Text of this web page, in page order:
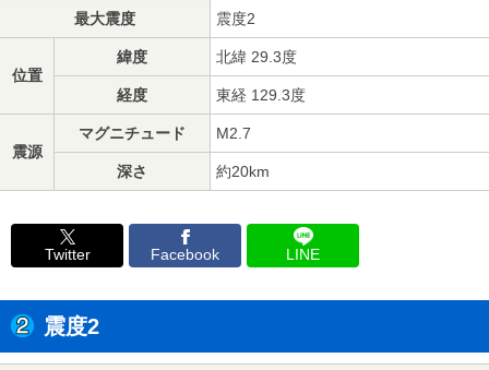
最大震度 震度2
位置
緯度 北緯 29.3度
経度 東経 129.3度
震源
マグニチュード M2.7
深さ 約20km
Twitter Facebook LINE
震度2